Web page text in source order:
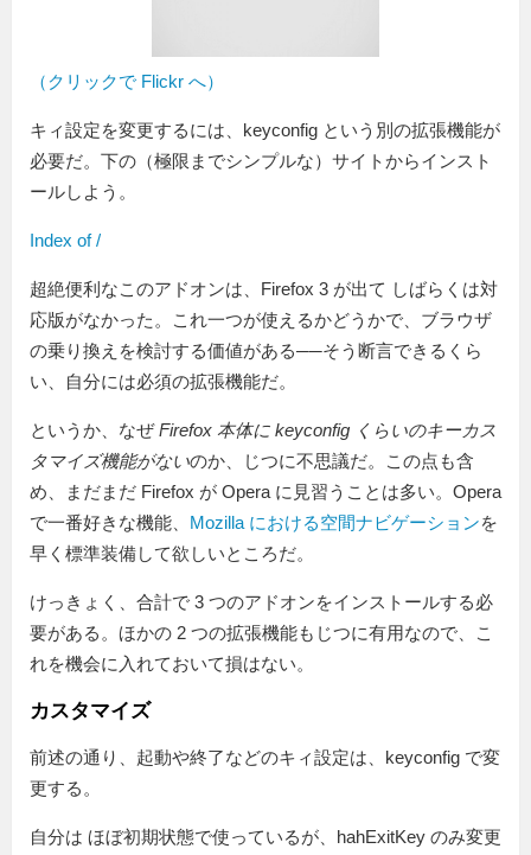
（クリックで Flickr へ）
キィ設定を変更するには、keyconfig という別の拡張機能が
必要だ。下の（極限までシンプルな）サイトからインスト
ールしよう。
Index of /
超絶便利なこのアドオンは、Firefox 3 が出て しばらくは対
応版がなかった。これ一つが使えるかどうかで、ブラウザ
の乗り換えを検討する価値がある──そう断言できるくら
い、自分には必須の拡張機能だ。
というか、なぜFirefox 本体に keyconfig くらいのキーカス
タマイズ機能がないのか、じつに不思議だ。この点も含
め、まだまだ Firefox が Opera に見習うことは多い。Opera
で一番好きな機能、 Mozilla における空間ナビゲーションを
早く標準装備して欲しいところだ。
けっきょく、合計で 3 つのアドオンをインストールする必
要がある。ほかの 2 つの拡張機能もじつに有用なので、こ
れを機会に入れておいて損はない。
カスタマイズ
前述の通り、起動や終了などのキィ設定は、keyconfig で変
更する。
自分は ほぼ初期状態で使っているが、hahExitKey のみ変更